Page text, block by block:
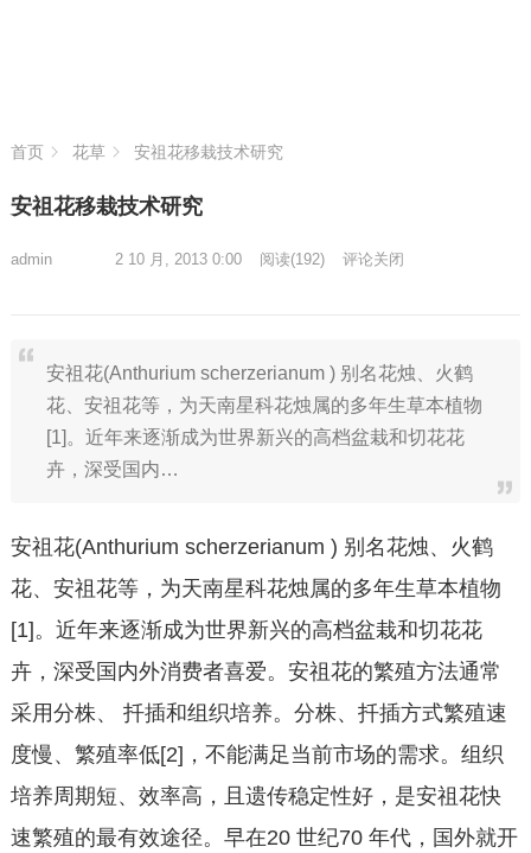
首页 花草 安祖花移栽技术研究
安祖花移栽技术研究
admin 2 10 月, 2013 0:00 阅读(192) 评论关闭
安祖花(Anthurium scherzerianum ) 别名花烛、火鹤
花、安祖花等，为天南星科花烛属的多年生草本植物
[1]。近年来逐渐成为世界新兴的高档盆栽和切花花
卉，深受国内…
安祖花(Anthurium scherzerianum ) 别名花烛、火鹤
花、安祖花等，为天南星科花烛属的多年生草本植物
[1]。近年来逐渐成为世界新兴的高档盆栽和切花花
卉，深受国内外消费者喜爱。安祖花的繁殖方法通常
采用分株、 扦插和组织培养。分株、扦插方式繁殖速
度慢、繁殖率低[2]，不能满足当前市场的需求。组织
培养周期短、效率高，且遗传稳定性好，是安祖花快
速繁殖的最有效途径。早在20 世纪70 年代，国外就开